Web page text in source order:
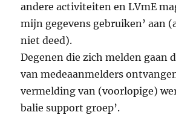
andere activiteiten en LVmE
mijn gegevens gebruiken’ aan
niet deed).
Degenen die zich melden gaan
van medeaanmelders
vermelding van (voorlopige)
balie support groep’.